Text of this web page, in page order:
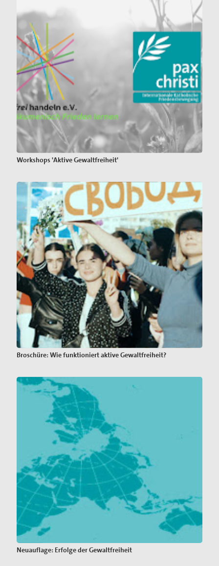
Workshops 'Aktive Gewaltfreiheit'
Broschüre: Wie funktioniert aktive Gewaltfreiheit?
Neuauflage: Erfolge der Gewaltfreiheit